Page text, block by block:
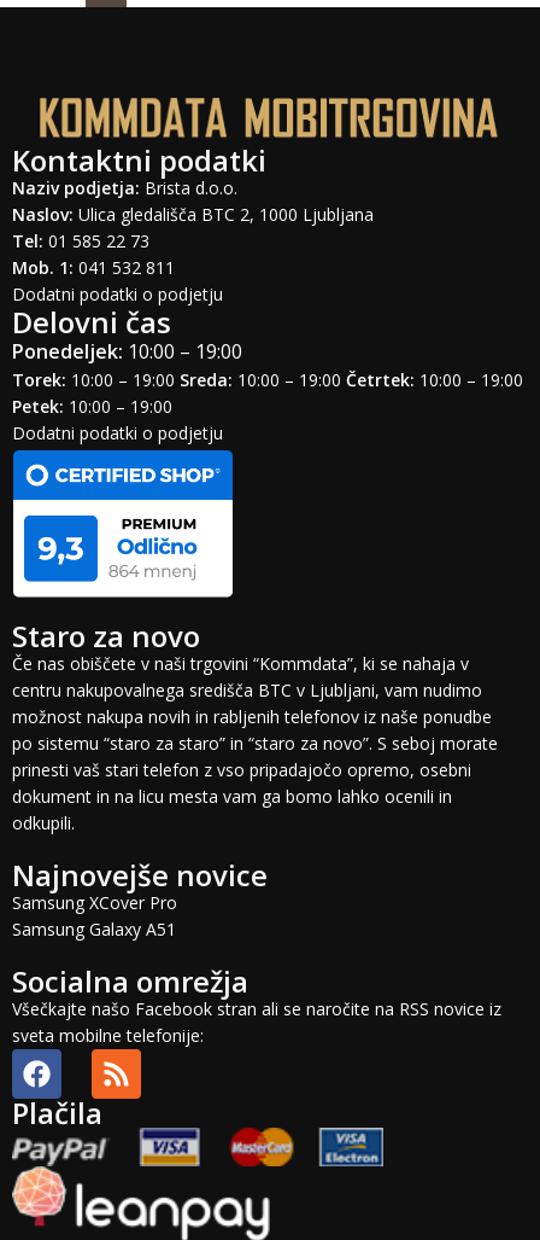
Kontaktni podatki
Naziv podjetja: Brista d.o.o.
Naslov: Ulica gledališča BTC 2, 1000 Ljubljana
Tel: 01 585 22 73
Mob. 1: 041 532 811
Dodatni podatki o podjetju
Delovni čas
Ponedeljek: 10:00 – 19:00
Torek: 10:00 – 19:00 Sreda: 10:00 – 19:00 Četrtek: 10:00 – 19:00
Petek: 10:00 – 19:00
Dodatni podatki o podjetju
Staro za novo
Če nas obiščete v naši trgovini “Kommdata”, ki se nahaja v
centru nakupovalnega središča BTC v Ljubljani, vam nudimo
možnost nakupa novih in rabljenih telefonov iz naše ponudbe
po sistemu “staro za staro” in “staro za novo”. S seboj morate
prinesti vaš stari telefon z vso pripadajočo opremo, osebni
dokument in na licu mesta vam ga bomo lahko ocenili in
odkupili.
Najnovejše novice
Samsung XCover Pro
Samsung Galaxy A51
Socialna omrežja
Všečkajte našo Facebook stran ali se naročite na RSS novice iz
sveta mobilne telefonije:
Plačila